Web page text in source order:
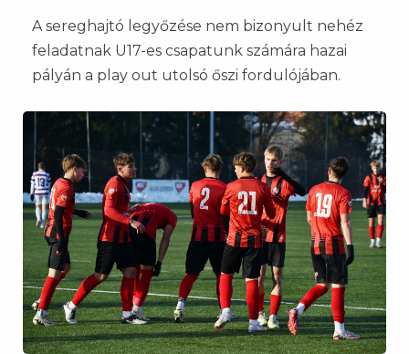
A sereghajtó legyőzése nem bizonyult nehéz
feladatnak U17-es csapatunk számára hazai
pályán a play out utolsó őszi fordulójában.